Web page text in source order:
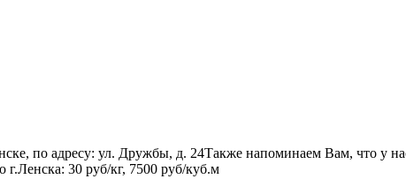
по адресу: ул. Дружбы, д. 24Также напоминаем Вам, что у
г.Ленска: 30 руб/кг, 7500 руб/куб.м